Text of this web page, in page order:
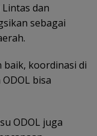
dan
sebagai
baik, koordinasi di
bisa
ODOL juga